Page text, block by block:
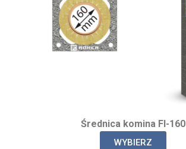
Średnica komina FI-160
WYBIERZ